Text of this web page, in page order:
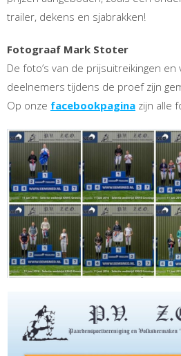
trailer, dekens en sjabrakken!
Fotograaf Mark Stoter
De foto’s van de prijsuitreikingen en
deelnemers tijdens de proef zijn
Op onze facebookpagina zijn alle